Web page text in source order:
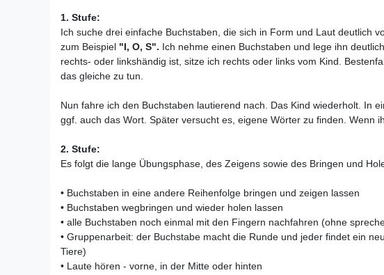
1. Stufe:
Ich suche drei einfache Buchstaben, die sich in Form und Laut deutlich
zum Beispiel "I, O, S". Ich nehme einen Buchstaben und lege ihn
rechts- oder linkshändig ist, sitze ich rechts oder links vom Kind.
das gleiche zu tun.
Nun fahre ich den Buchstaben lautierend nach. Das Kind wiederholt. In
ggf. auch das Wort. Später versucht es, eigene Wörter zu finden. Wenn
2. Stufe:
Es folgt die lange Übungsphase, des Zeigens sowie des Bringen und
• Buchstaben in eine andere Reihenfolge bringen und zeigen lassen
• Buchstaben wegbringen und wieder holen lassen
• alle Buchstaben noch einmal mit den Fingern nachfahren (ohne
• Gruppenarbeit: der Buchstabe macht die Runde und jeder findet ein
Tiere)
• Laute hören - vorne, in der Mitte oder hinten